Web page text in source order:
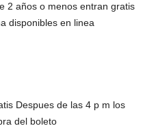
2 años o menos entran gratis
disponibles en linea
Despues de las 4 p m los
del boleto